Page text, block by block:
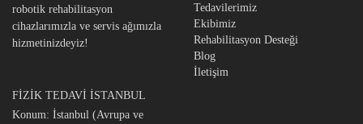
robotik rehabilitasyon
cihazlarımızla ve servis ağımızla
hizmetinizdeyiz!
Tedavilerimiz
Ekibimiz
Rehabilitasyon Desteği
Blog
İletişim
FİZİK TEDAVİ İSTANBUL
Konum: İstanbul (Avrupa ve